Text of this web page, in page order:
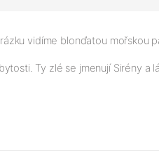
vidíme blonďatou mořskou
Ty zlé se jmenují Sirény a